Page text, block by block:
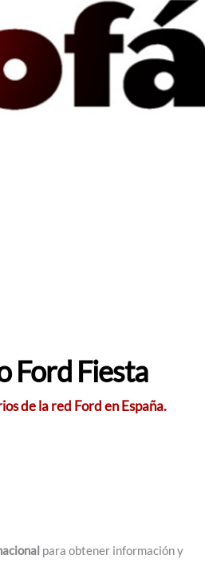
Ford Fiesta
de la red Ford en España.
para obtener información y